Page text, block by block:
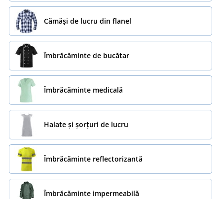
Cămăși de lucru din flanel
Îmbrăcăminte de bucătar
Îmbrăcăminte medicală
Halate și șorțuri de lucru
Îmbrăcăminte reflectorizantă
Îmbrăcăminte impermeabilă